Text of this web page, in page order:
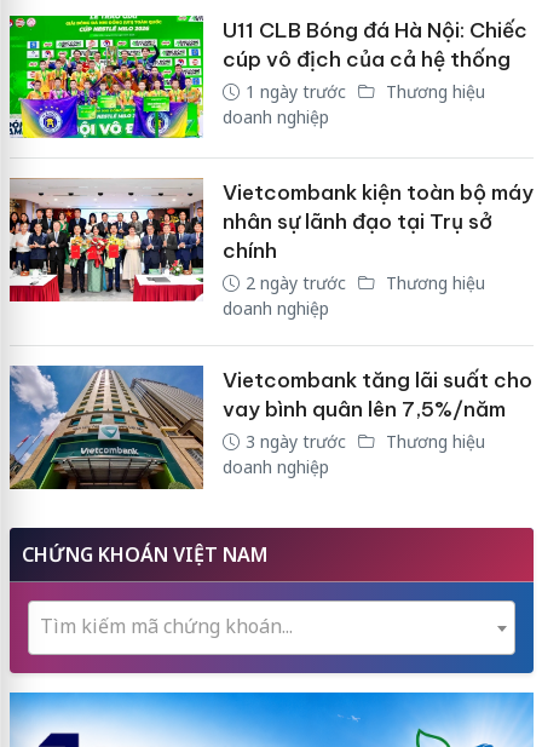
U11 CLB Bóng đá Hà Nội: Chiếc
cúp vô địch của cả hệ thống
1 ngày trước
Thương hiệu
doanh nghiệp
Vietcombank kiện toàn bộ máy
nhân sự lãnh đạo tại Trụ sở
chính
2 ngày trước
Thương hiệu
doanh nghiệp
Vietcombank tăng lãi suất cho
vay bình quân lên 7,5%/năm
3 ngày trước
Thương hiệu
doanh nghiệp
CHỨNG KHOÁN VIỆT NAM
Tìm kiếm mã chứng khoán...